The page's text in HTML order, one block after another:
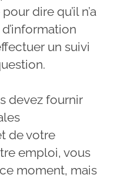
dire qu’il n’a
un suivi
devez fournir
de votre
emploi, vous
moment, mais